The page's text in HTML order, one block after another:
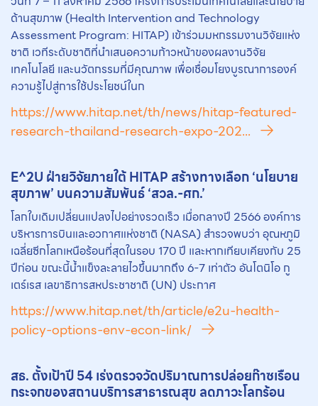
ด้านสุขภาพ (Health Intervention and Technology
Assessment Program: HITAP) เข้าร่วมมหกรรมงานวิจัยแห่ง
ชาติ เวทีระดับชาติที่นำเสนอความก้าวหน้าของผลงานวิจัย
เทคโนโลยี และนวัตกรรมที่มีคุณภาพ เพื่อเชื่อมโยงบูรณาการองค์
ความรู้ไปสู่การใช้ประโยชน์ในก
https://www.hitap.net/th/news/hitap-featured-
research-thailand-research-expo-202...
E^2U ฝ่ายวิจัยภายใต้ HITAP สร้างทางเลือก ‘นโยบาย
สุขภาพ’ บนความสัมพันธ์ ‘สวล.-ศก.’
โลกใบเดิมเปลี่ยนแปลงไปอย่างรวดเร็ว เมื่อกลางปี 2566 องค์การ
บริหารการบินและอวกาศแห่งชาติ (NASA) สำรวจพบว่า อุณหภูมิ
เฉลี่ยซีกโลกเหนือร้อนที่สุดในรอบ 170 ปี และหากเทียบเคียงกับ 25
ปีก่อน ขณะนี้น้ำแข็งละลายไวขึ้นมากถึง 6-7 เท่าตัว อันโตนิโอ กู
เตร์เรส เลขาธิการสหประชาชาติ (UN) ประกาศ
https://www.hitap.net/th/article/e2u-health-
policy-options-env-econ-link/
สธ. ตั้งเป้าปี 54 เร่งตรวจวัดปริมาณการปล่อยก๊าซเรือน
กระจกของสถานบริการสาธารณสุข ลดภาวะโลกร้อน